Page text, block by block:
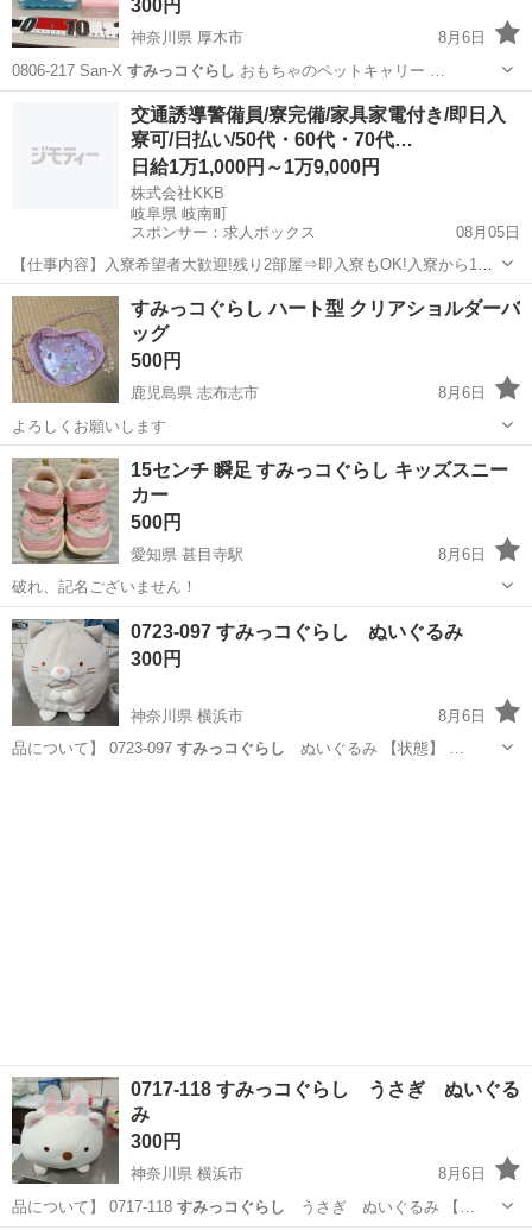
300円
神奈川県 厚木市
8月6日
0806-217 San-X すみっコぐらし おもちゃのペットキャリー …
厚木市 おもちゃ San
交通誘導警備員/寮完備/家具家電付き/即日入
寮可/日払い/50代・60代・70代…
日給1万1,000円～1万9,000円
株式会社KKB
岐阜県 岐南町
スポンサー：求人ボックス
08月05日
【仕事内容】入寮希望者大歓迎!残り2部屋⇒即入寮もOK!入寮から1ヶ
月間寮費無料 最大日給19,000円も可! <募集情報> 即入寮も可能です!
入寮希望者大歓迎 残り<3部屋>なのでご応募はお早めに! 入寮から1ヶ
月間は寮費も無...
アルバイト・パート
すみっコぐらし ハート型 クリアショルダーバ
ッグ
500円
鹿児島県 志布志市
8月6日
よろしくお願いします
鹿児島 志布志市 バッグ
15センチ 瞬足 すみっコぐらし キッズスニー
カー
500円
愛知県 甚目寺駅
8月6日
破れ、記名ございません！
愛知 あま市 キッズ用品 キッズスニーカー
0723-097 すみっコぐらし ぬいぐるみ
300円
神奈川県 横浜市
8月6日
品について】 0723-097 すみっコぐらし ぬいぐるみ 【状態】 …
0717-118 すみっコぐらし うさぎ ぬいぐる
み
300円
神奈川県 横浜市
8月6日
品について】 0717-118 すみっコぐらし うさぎ ぬいぐるみ 【…